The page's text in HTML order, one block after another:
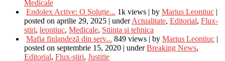
Medicale
Endolex Active: O Soluție... 1k views | by Marius Leontiuc |
posted on aprilie 29, 2025 | underActualitate, Editorial, Flux-
stiri, leontiuc, Medicale, Stiinta si tehnica
Mafia finlandeză din serv... 849 views | by Marius Leontiuc |
posted on septembrie 15, 2020 | underBreaking News,
Editorial, Flux-stiri, Justitie